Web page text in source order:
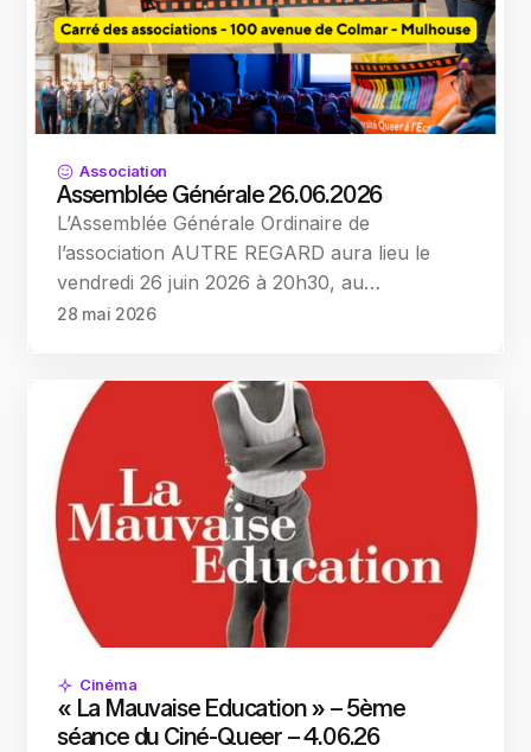
Association
Assemblée Générale 26.06.2026
L’Assemblée Générale Ordinaire de
l’association AUTRE REGARD aura lieu le
vendredi 26 juin 2026 à 20h30, au…
28 mai 2026
Cinéma
« La Mauvaise Education » – 5ème
séance du Ciné-Queer – 4.06.26